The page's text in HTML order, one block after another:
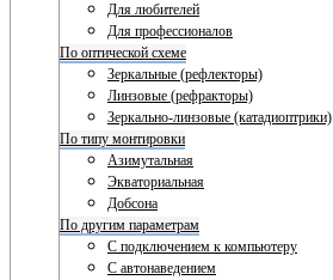
Для любителей
Для профессионалов
По оптической схеме
Зеркальные (рефлекторы)
Линзовые (рефракторы)
Зеркально-линзовые (катадиоптрики)
По типу монтировки
Азимутальная
Экваториальная
Добсона
По другим параметрам
С подключением к компьютеру
С автонаведением